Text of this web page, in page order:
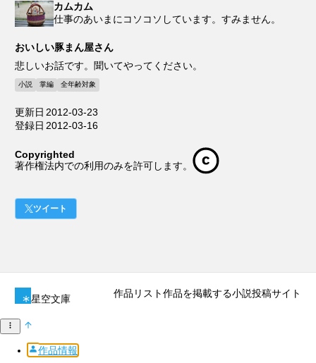
カムカム
仕事のあいまにコソコソしています。すみません。
おいしい豚まん屋さん
悲しいお話です。聞いてやってください。
小説 掌編 全年齢対象
更新日 2012-03-23
登録日 2012-03-16
Copyrighted
著作権法内での利用のみを許可します。
ツイート
星空文庫 作品リスト作品を掲載する小説投稿サイト
作品情報